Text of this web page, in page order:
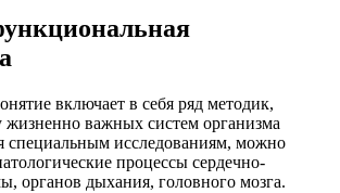
включает в себя ряд методик,
важных систем организма
специальным исследованиям, можно
процессы сердечно-
органов дыхания, головного мозга.